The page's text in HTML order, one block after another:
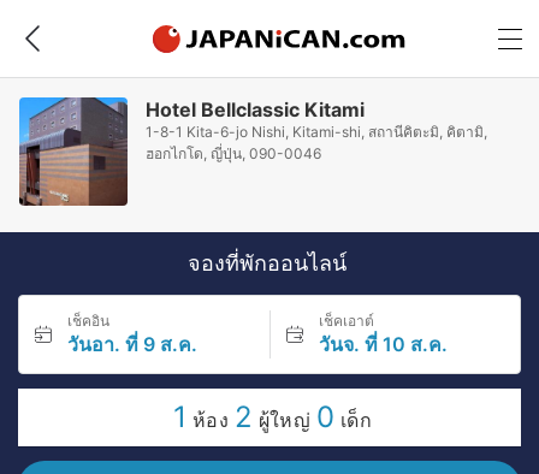
Hotel Bellclassic Kitami
1-8-1 Kita-6-jo Nishi, Kitami-shi, สถานีคิตะมิ, คิตามิ,
ฮอกไกโด, ญี่ปุ่น, 090-0046
จองที่พักออนไลน์
เช็คอิน
วันอา. ที่ 9 ส.ค.
เช็คเอาต์
วันจ. ที่ 10 ส.ค.
1 ห้อง 2 ผู้ใหญ่ 0 เด็ก